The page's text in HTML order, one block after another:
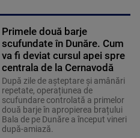
Primele două barje
scufundate în Dunăre. Cum
va fi deviat cursul apei spre
centrala de la Cernavodă
După zile de așteptare și amânări
repetate, operațiunea de
scufundare controlată a primelor
două barje în apropierea brațului
Bala de pe Dunăre a început vineri
după-amiază.